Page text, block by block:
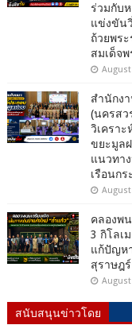
ร่วมกับ
แข่งขัน
ถ้วยพร
สมเด็จ
August
สำนักง
(นครสว
วิเครา
ขยะมูล
แนวทา
เรือนก
August
คลองพ
3 กิโลเ
แก้ปัญห
สุราษฎ
August
สนับสนุนข่าวโดย